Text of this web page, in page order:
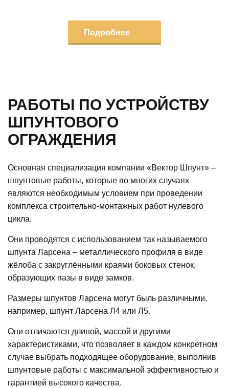
Подробнее
РАБОТЫ ПО УСТРОЙСТВУ
ШПУНТОВОГО
ОГРАЖДЕНИЯ
Основная специализация компании «Вектор Шпунт» –
шпунтовые работы, которые во многих случаях
являются необходимым условием при проведении
комплекса строительно-монтажных работ нулевого
цикла.
Они проводятся с использованием так называемого
шпунта Ларсена – металлического профиля в виде
жёлоба с закруглёнными краями боковых стенок,
образующих пазы в виде замков.
Размеры шпунтов Ларсена могут быль различными,
например, шпунт Ларсена Л4 или Л5.
Они отличаются длиной, массой и другими
характеристиками, что позволяет в каждом конкретном
случае выбрать подходящее оборудование, выполнив
шпунтовые работы с максимальной эффективностью и
гарантией высокого качества.